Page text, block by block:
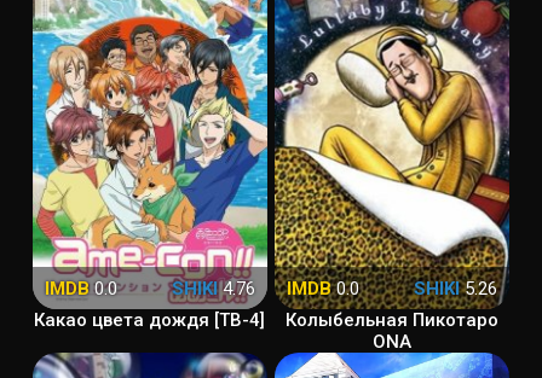
IMDB0.0 SHIKI4.76
Какао цвета дождя [ТВ-4]
IMDB0.0 SHIKI5.26
Колыбельная Пикотаро
ONA